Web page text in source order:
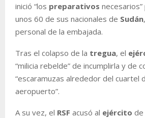
inició “los preparativos necesarios”
unos 60 de sus nacionales de Sudán
personal de la embajada.
Tras el colapso de la tregua, el
“milicia rebelde” de incumplirla y de
“escaramuzas alrededor del cuartel
aeropuerto”.
A su vez, el RSF acusó al ejército de